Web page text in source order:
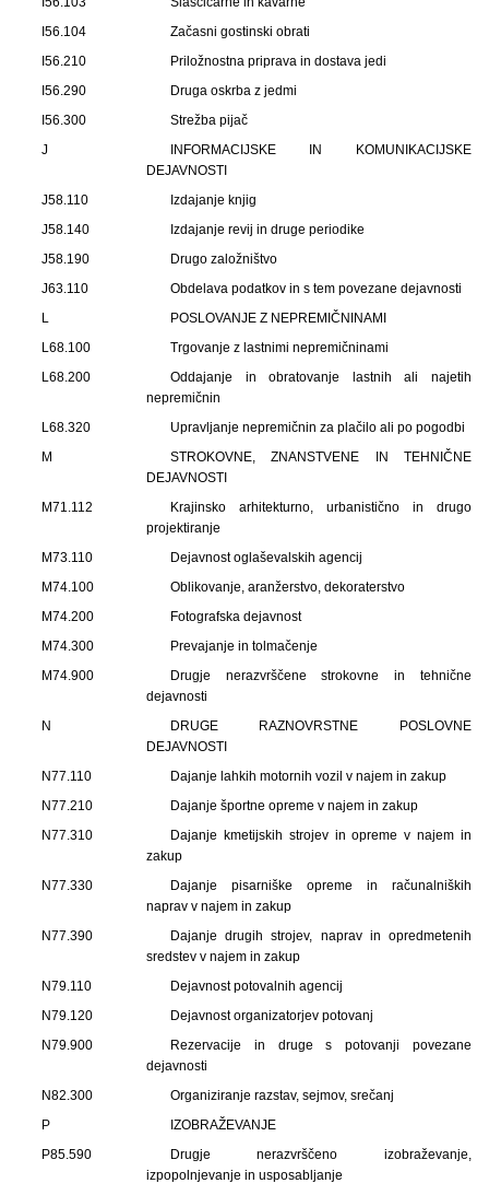
I56.104
Začasni gostinski obrati
I56.210
Priložnostna priprava in dostava jedi
I56.290
Druga oskrba z jedmi
I56.300
Strežba pijač
J
INFORMACIJSKE IN KOMUNIKACIJSKE
DEJAVNOSTI
J58.110
Izdajanje knjig
J58.140
Izdajanje revij in druge periodike
J58.190
Drugo založništvo
J63.110
Obdelava podatkov in s tem povezane dejavnosti
L
POSLOVANJE Z NEPREMIČNINAMI
L68.100
Trgovanje z lastnimi nepremičninami
L68.200
Oddajanje in obratovanje lastnih ali najetih
nepremičnin
L68.320
Upravljanje nepremičnin za plačilo ali po pogodbi
M
STROKOVNE, ZNANSTVENE IN TEHNIČNE
DEJAVNOSTI
M71.112
Krajinsko arhitekturno, urbanistično in drugo
projektiranje
M73.110
Dejavnost oglaševalskih agencij
M74.100
Oblikovanje, aranžerstvo, dekoraterstvo
M74.200
Fotografska dejavnost
M74.300
Prevajanje in tolmačenje
M74.900
Drugje nerazvrščene strokovne in tehnične
dejavnosti
N
DRUGE RAZNOVRSTNE POSLOVNE
DEJAVNOSTI
N77.110
Dajanje lahkih motornih vozil v najem in zakup
N77.210
Dajanje športne opreme v najem in zakup
N77.310
Dajanje kmetijskih strojev in opreme v najem in
zakup
N77.330
Dajanje pisarniške opreme in računalniških
naprav v najem in zakup
N77.390
Dajanje drugih strojev, naprav in opredmetenih
sredstev v najem in zakup
N79.110
Dejavnost potovalnih agencij
N79.120
Dejavnost organizatorjev potovanj
N79.900
Rezervacije in druge s potovanji povezane
dejavnosti
N82.300
Organiziranje razstav, sejmov, srečanj
P
IZOBRAŽEVANJE
P85.590
Drugje nerazvrščeno izobraževanje,
izpopolnjevanje in usposabljanje